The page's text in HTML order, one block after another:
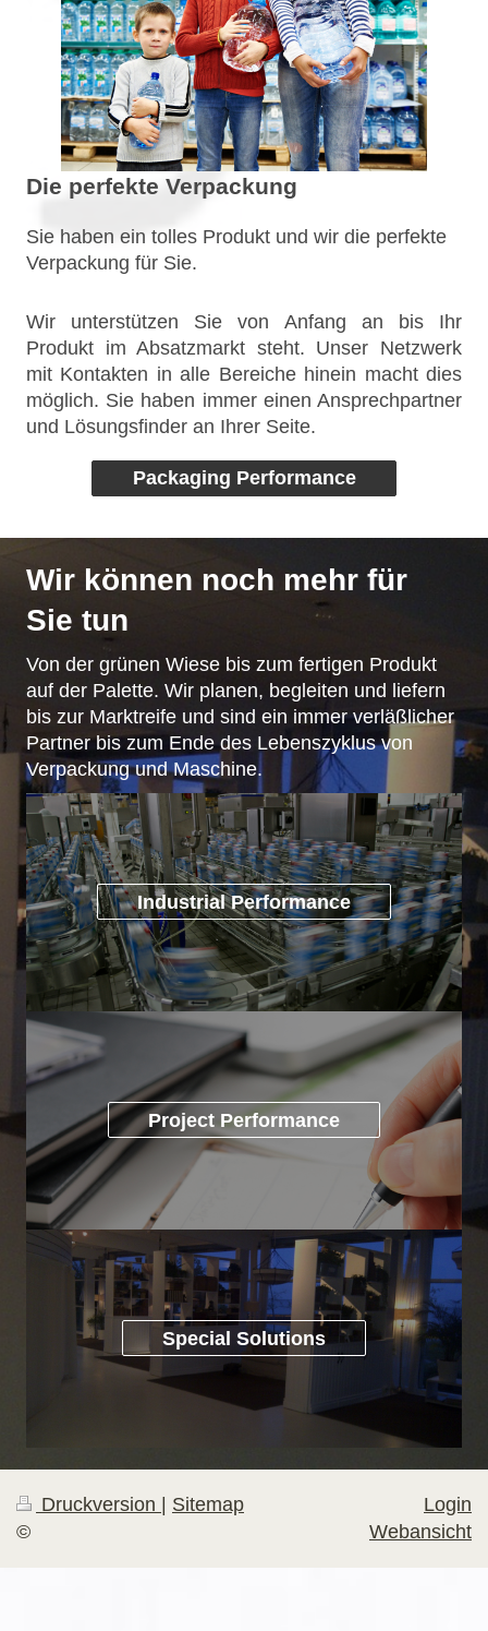
Die perfekte Verpackung
Sie haben ein tolles Produkt und wir die perfekte
Verpackung für Sie.
Wir unterstützen Sie von Anfang an bis Ihr
Produkt im Absatzmarkt steht. Unser Netzwerk
mit Kontakten in alle Bereiche hinein macht dies
möglich. Sie haben immer einen Ansprechpartner
und Lösungsfinder an Ihrer Seite.
Packaging Performance
Wir können noch mehr für
Sie tun
Von der grünen Wiese bis zum fertigen Produkt
auf der Palette. Wir planen, begleiten und liefern
bis zur Marktreife und sind ein immer verläßlicher
Partner bis zum Ende des Lebenszyklus von
Verpackung und Maschine.
Industrial Performance
Project Performance
Special Solutions
Druckversion
Sitemap
©
Login
Webansicht